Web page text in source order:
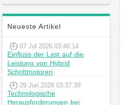
Neueste Artikel
07 Jul 2026 03:46:14
Einfluss der Last auf die
Leistung von Hybrid
Schrittmotoren
29 Jun 2026 03:37:39
Technologische
Herausforderungen bei